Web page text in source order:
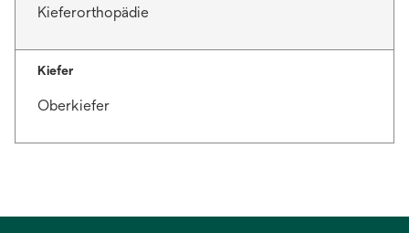
Kieferorthopädie
Kiefer
Oberkiefer